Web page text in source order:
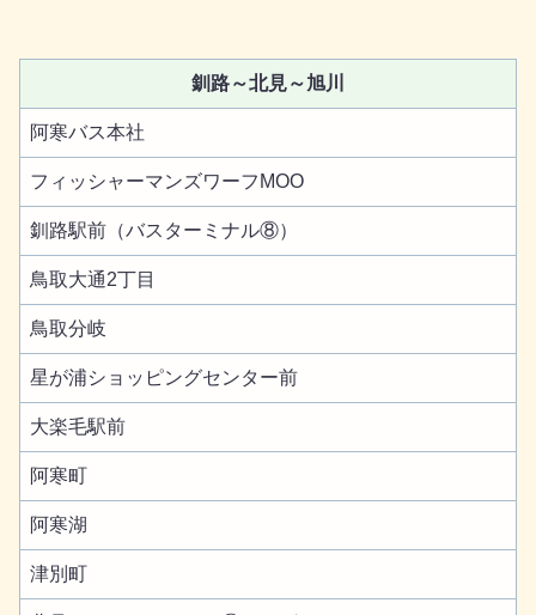
釧路～北見～旭川
阿寒バス本社
フィッシャーマンズワーフMOO
釧路駅前（バスターミナル⑧）
鳥取大通2丁目
鳥取分岐
星が浦ショッピングセンター前
大楽毛駅前
阿寒町
阿寒湖
津別町